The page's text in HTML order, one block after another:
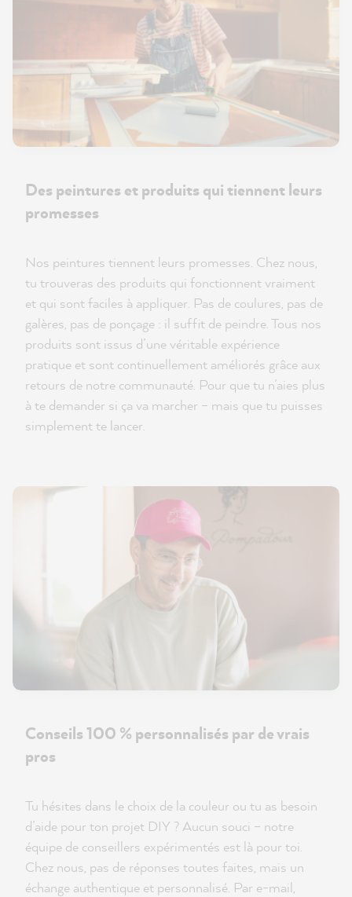
Des peintures et produits qui tiennent leurs
promesses
Nos peintures tiennent leurs promesses. Chez nous,
tu trouveras des produits qui fonctionnent vraiment
et qui sont faciles à appliquer. Pas de coulures, pas de
galères, pas de ponçage : il suffit de peindre. Tous nos
produits sont issus d’une véritable expérience
pratique et sont continuellement améliorés grâce aux
retours de notre communauté. Pour que tu n’aies plus
à te demander si ça va marcher – mais que tu puisses
simplement te lancer.
Conseils 100 % personnalisés par de vrais
pros
Tu hésites dans le choix de la couleur ou tu as besoin
d’aide pour ton projet DIY ? Aucun souci – notre
équipe de conseillers expérimentés est là pour toi.
Chez nous, pas de réponses toutes faites, mais un
échange authentique et personnalisé. Par e-mail,